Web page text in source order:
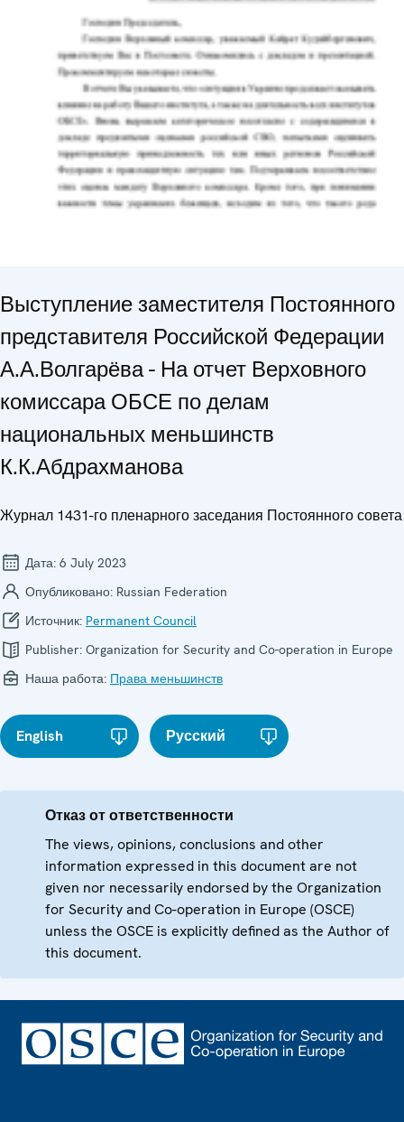
Выступление заместителя Постоянного
представителя Российской Федерации
А.А.Волгарёва - На отчет Верховного
комиссара ОБСЕ по делам
национальных меньшинств
К.К.Абдрахманова
Журнал 1431-го пленарного заседания Постоянного совета
Дата: 6 July 2023
Опубликовано: Russian Federation
Источник: Permanent Council
Publisher: Organization for Security and Co-operation in Europe
Наша работа: Права меньшинств
English Русский
Отказ от ответственности
The views, opinions, conclusions and other
information expressed in this document are not
given nor necessarily endorsed by the Organization
for Security and Co-operation in Europe (OSCE)
unless the OSCE is explicitly defined as the Author of
this document.